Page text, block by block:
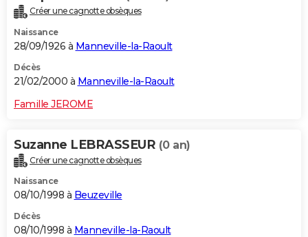
Créer une cagnotte obsèques
Naissance
28/09/1926 à Manneville-la-Raoult
Décès
21/02/2000 à Manneville-la-Raoult
Famille JEROME
Suzanne LEBRASSEUR (0 an)
Créer une cagnotte obsèques
Naissance
08/10/1998 à Beuzeville
Décès
08/10/1998 à Manneville-la-Raoult